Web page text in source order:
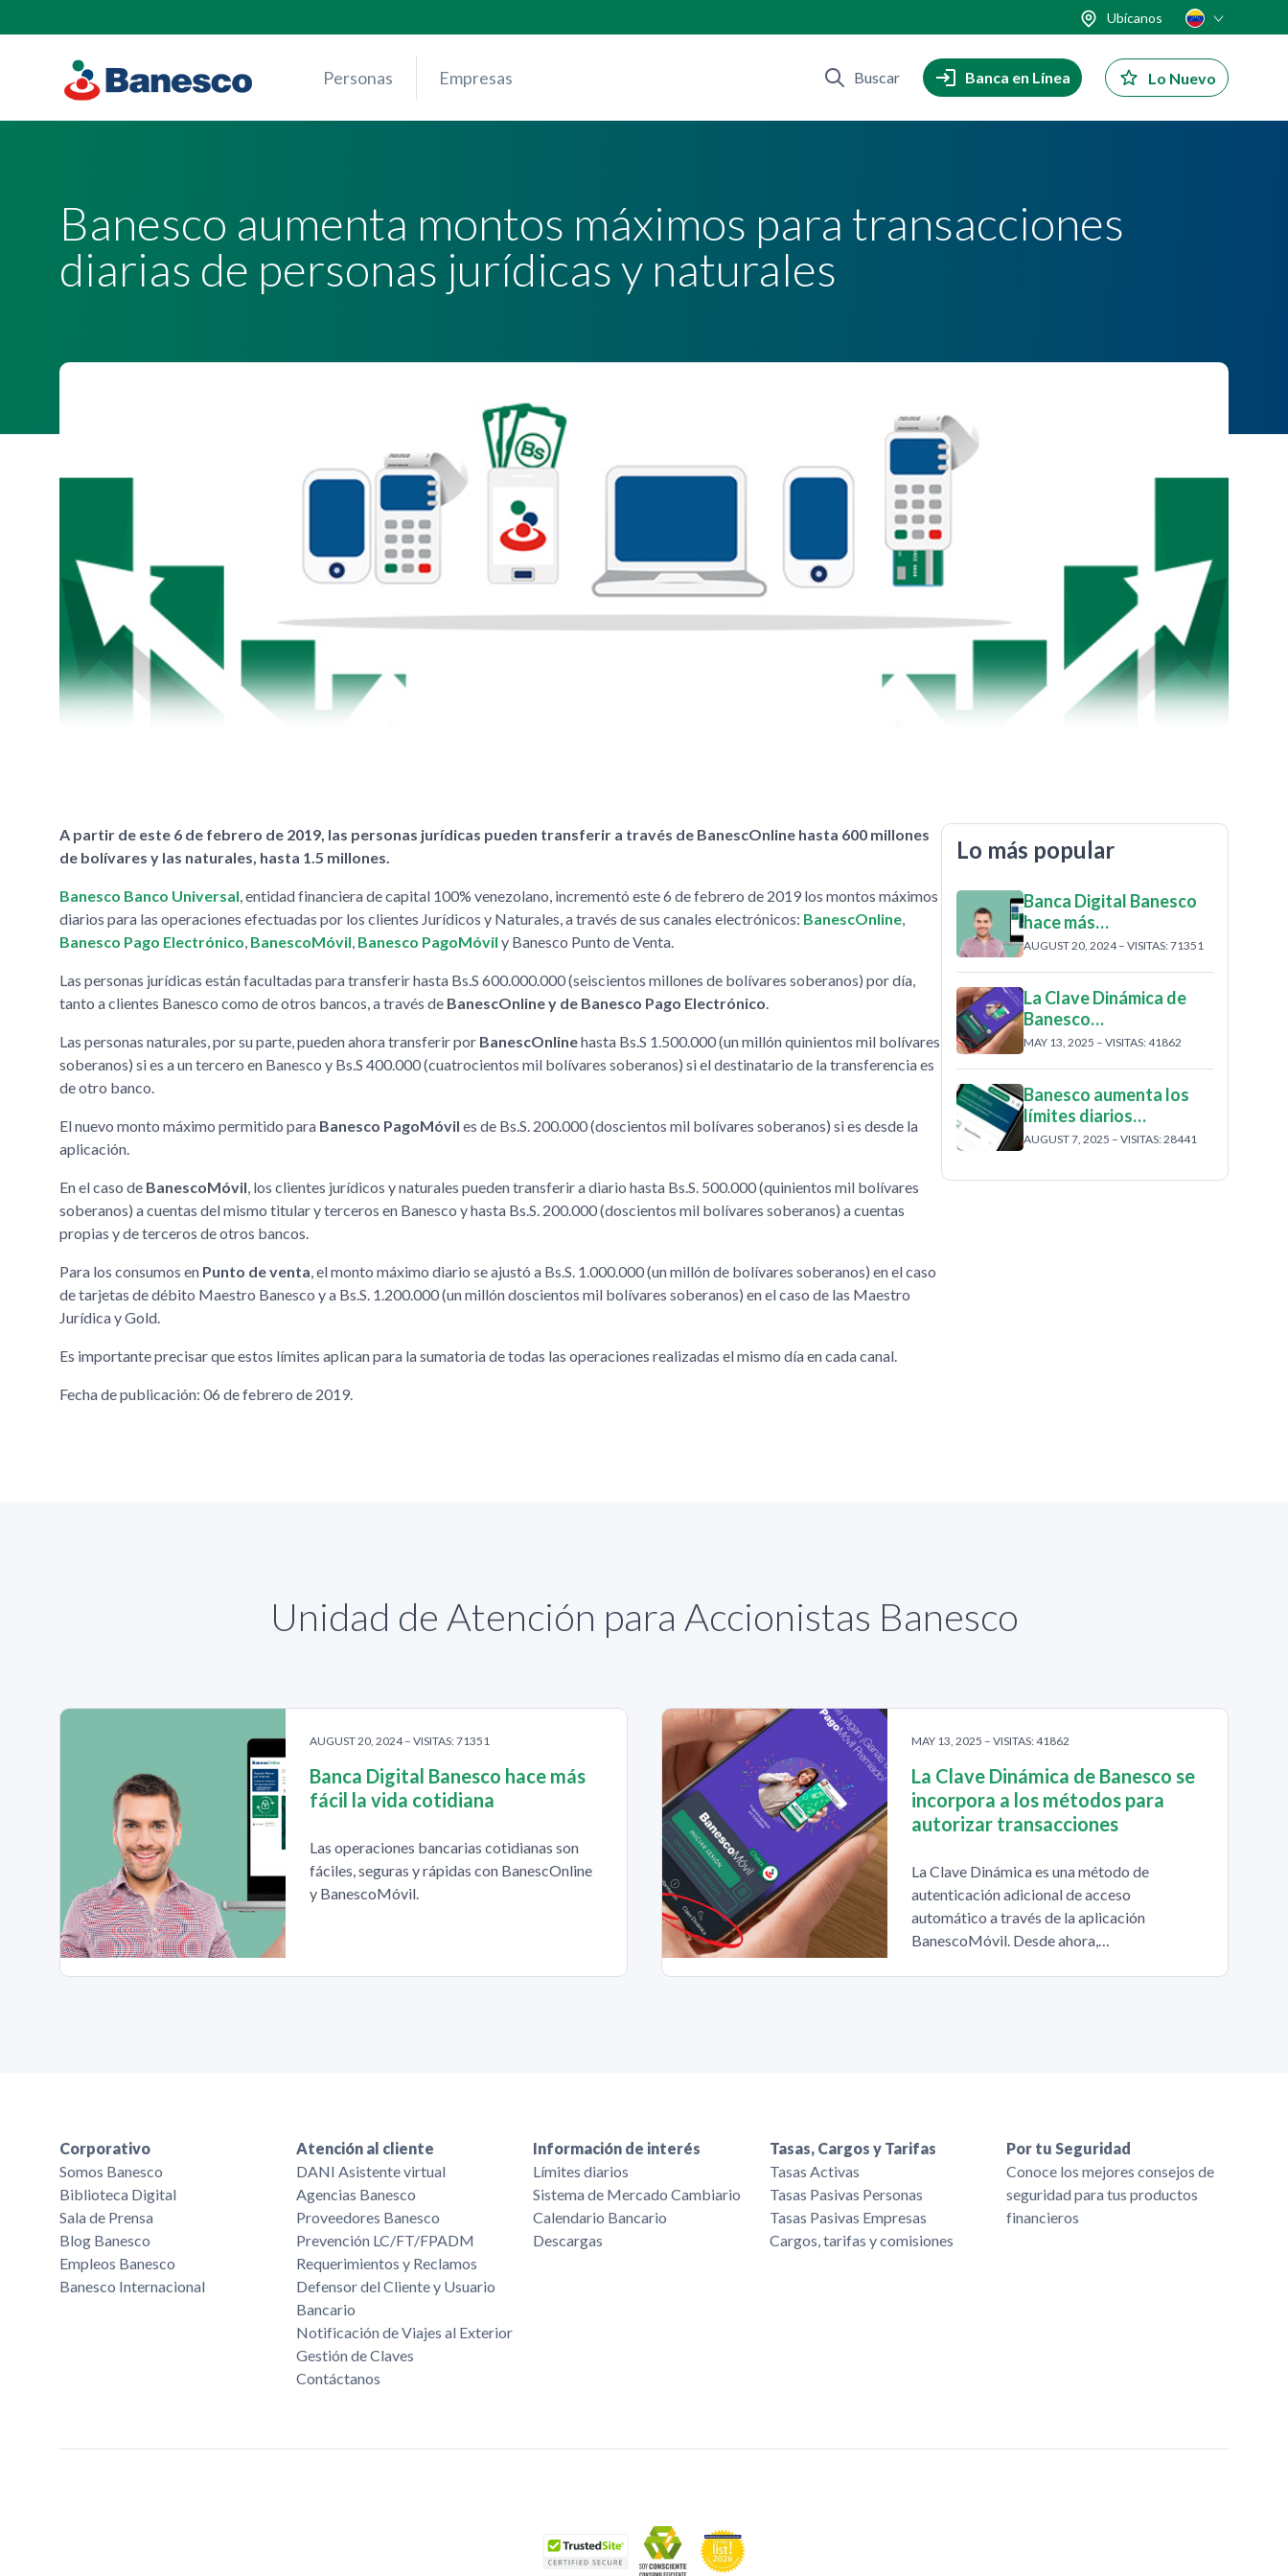
content
Ubícanos
Personas Empresas Buscar Banca en Línea Lo Nuevo
Banesco aumenta montos máximos para transacciones
diarias de personas jurídicas y naturales
A partir de este 6 de febrero de 2019, las personas jurídicas pueden transferir a través de BanescOnline hasta 600 millones
de bolívares y las naturales, hasta 1.5 millones.
Banesco Banco Universal, entidad financiera de capital 100% venezolano, incrementó este 6 de febrero de 2019 los montos máximos
diarios para las operaciones efectuadas por los clientes Jurídicos y Naturales, a través de sus canales electrónicos: BanescOnline,
Banesco Pago Electrónico, BanescoMóvil, Banesco PagoMóvil y Banesco Punto de Venta.
Las personas jurídicas están facultadas para transferir hasta Bs.S 600.000.000 (seiscientos millones de bolívares soberanos) por día,
tanto a clientes Banesco como de otros bancos, a través de BanescOnline y de Banesco Pago Electrónico.
Las personas naturales, por su parte, pueden ahora transferir por BanescOnlinehasta Bs.S 1.500.000 (un millón quinientos mil bolívares
soberanos) si es a un tercero en Banesco y Bs.S 400.000 (cuatrocientos mil bolívares soberanos) si el destinatario de la transferencia es
de otro banco.
El nuevo monto máximo permitido para Banesco PagoMóvil es de Bs.S. 200.000 (doscientos mil bolívares soberanos) si es desde la
aplicación.
En el caso de BanescoMóvil, los clientes jurídicos y naturales pueden transferir a diario hasta Bs.S. 500.000 (quinientos mil bolívares
soberanos) a cuentas del mismo titular y terceros en Banesco y hasta Bs.S. 200.000 (doscientos mil bolívares soberanos) a cuentas
propias y de terceros de otros bancos.
Para los consumos en Punto de venta, el monto máximo diario se ajustó a Bs.S. 1.000.000 (un millón de bolívares soberanos) en el caso
de tarjetas de débito Maestro Banesco y a Bs.S. 1.200.000 (un millón doscientos mil bolívares soberanos) en el caso de las Maestro
Jurídica y Gold.
Es importante precisar que estos límites aplican para la sumatoria de todas las operaciones realizadas el mismo día en cada canal.
Fecha de publicación: 06 de febrero de 2019.
Lo más popular
Banca Digital Banesco
hace más…
AUGUST 20, 2024 – VISITAS: 71351
La Clave Dinámica de
Banesco…
MAY 13, 2025 – VISITAS: 41862
Banesco aumenta los
límites diarios…
AUGUST 7, 2025 – VISITAS: 28441
Unidad de Atención para Accionistas Banesco
AUGUST 20, 2024 – VISITAS: 71351
Banca Digital Banesco hace más
fácil la vida cotidiana
Las operaciones bancarias cotidianas son
fáciles, seguras y rápidas con BanescOnline
y BanescoMóvil.
MAY 13, 2025 – VISITAS: 41862
La Clave Dinámica de Banesco se
incorpora a los métodos para
autorizar transacciones
La Clave Dinámica es una método de
autenticación adicional de acceso
automático a través de la aplicación
BanescoMóvil. Desde ahora,…
Corporativo
Somos Banesco
Biblioteca Digital
Sala de Prensa
Blog Banesco
Empleos Banesco
Banesco Internacional
Atención al cliente
DANI Asistente virtual
Agencias Banesco
Proveedores Banesco
Prevención LC/FT/FPADM
Requerimientos y Reclamos
Defensor del Cliente y Usuario
Bancario
Notificación de Viajes al Exterior
Gestión de Claves
Contáctanos
Información de interés
Límites diarios
Sistema de Mercado Cambiario
Calendario Bancario
Descargas
Tasas, Cargos y Tarifas
Tasas Activas
Tasas Pasivas Personas
Tasas Pasivas Empresas
Cargos, tarifas y comisiones
Por tu Seguridad
Conoce los mejores consejos de
seguridad para tus productos
financieros